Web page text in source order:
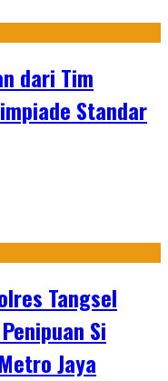
dari Tim
Standar
Tangsel
Si
Jaya